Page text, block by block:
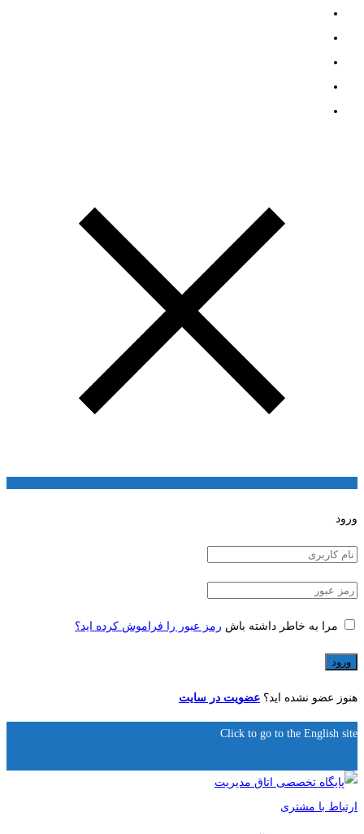
ورود
مرا به خاطر داشته باش رمز عبور را فراموش کرده اید؟
هنوز عضو نشده اید؟ عضویت در سایت
Click to go to the English site